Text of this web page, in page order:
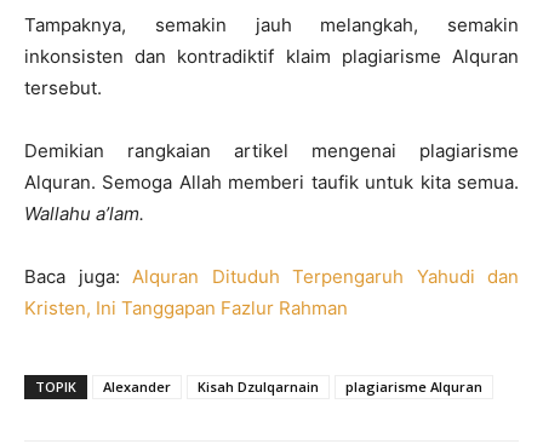
Tampaknya, semakin jauh melangkah, semakin
inkonsisten dan kontradiktif klaim plagiarisme Alquran
tersebut.
Demikian rangkaian artikel mengenai plagiarisme
Alquran. Semoga Allah memberi taufik untuk kita semua.
Wallahu a’lam.
Baca juga: Alquran Dituduh Terpengaruh Yahudi dan
Kristen, Ini Tanggapan Fazlur Rahman
TOPIK Alexander Kisah Dzulqarnain plagiarisme Alquran